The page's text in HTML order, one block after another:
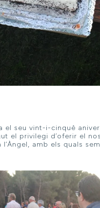
el seu vint-i-cinquè
el privilegi d’oferir el
amb els quals